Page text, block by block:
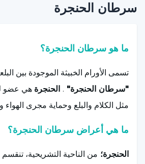
سرطان الحنجرة
ما هو سرطان الحنجرة؟
تسمى الأورام الخبيثة الموجودة بين
"سرطان الحنجرة" . الحنجرة هي عضو
مثل الكلام والبلع وحماية مجرى الهواء
ما هي أعراض سرطان الحنجرة؟
الحنجرة؛ من الناحية التشريحية، تنقسم